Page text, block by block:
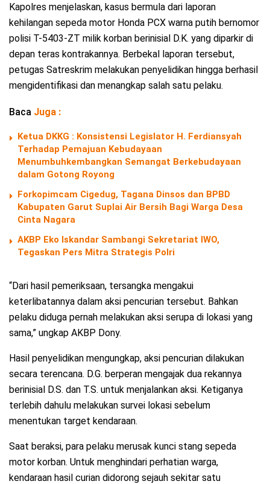
Kapolres menjelaskan, kasus bermula dari laporan
kehilangan sepeda motor Honda PCX warna putih bernomor
polisi T-5403-ZT milik korban berinisial D.K. yang diparkir di
depan teras kontrakannya. Berbekal laporan tersebut,
petugas Satreskrim melakukan penyelidikan hingga berhasil
mengidentifikasi dan menangkap salah satu pelaku.
Baca Juga :
Ketua DKKG : Konsistensi Legislator H. Ferdiansyah
Terhadap Pemajuan Kebudayaan
Menumbuhkembangkan Semangat Berkebudayaan
dalam Gotong Royong
Forkopimcam Cigedug, Tagana Dinsos dan BPBD
Kabupaten Garut Suplai Air Bersih Bagi Warga Desa
Cinta Nagara
AKBP Eko Iskandar Sambangi Sekretariat IWO,
Tegaskan Pers Mitra Strategis Polri
“Dari hasil pemeriksaan, tersangka mengakui
keterlibatannya dalam aksi pencurian tersebut. Bahkan
pelaku diduga pernah melakukan aksi serupa di lokasi yang
sama,” ungkap AKBP Dony.
Hasil penyelidikan mengungkap, aksi pencurian dilakukan
secara terencana. D.G. berperan mengajak dua rekannya
berinisial D.S. dan T.S. untuk menjalankan aksi. Ketiganya
terlebih dahulu melakukan survei lokasi sebelum
menentukan target kendaraan.
Saat beraksi, para pelaku merusak kunci stang sepeda
motor korban. Untuk menghindari perhatian warga,
kendaraan hasil curian didorong sejauh sekitar satu